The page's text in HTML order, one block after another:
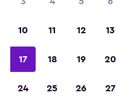
10 11 12 13
17 18 19 20
24 25 26 27